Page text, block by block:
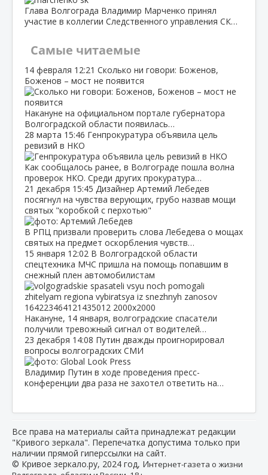
Глава Волгограда Владимир Марченко принял
участие в коллегии Следственного управления СК…
Самые читаемые
14 февраля 12:21 Сколько ни говори: Боженов,
Боженов – мост не появится
Накануне на официальном портале губернатора
Волгоградской области появилась…
28 марта 15:46 Генпрокуратура объявила цель
ревизий в НКО
Как сообщалось ранее, в Волгограде пошла волна
проверок НКО. Среди других прокуратура…
21 декабря 15:45 Дизайнер Артемий Лебедев
посягнул на чувства верующих, грубо назвав мощи
святых "коробкой с перхотью"
В РПЦ призвали проверить слова Лебедева о мощах
святых на предмет оскорбления чувств…
15 января 12:02 В Волгоградской области
спецтехника МЧС пришла на помощь попавшим в
снежный плен автомобилистам
Накануне, 14 января, волгоградские спасатели
получили тревожный сигнал от водителей…
23 декабря 14:08 Путин дважды проигнорировал
вопросы волгоградских СМИ
Владимир Путин в ходе проведения пресс-
конференции два раза не захотел ответить на…
Все права на материалы сайта принадлежат редакции
"Кривого зеркала". Перепечатка допустима только при
наличии прямой гиперссылки на сайт.
© Кривое зеркало.ру, 2024 год, Интернет-газета о жизни